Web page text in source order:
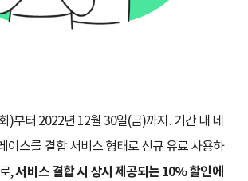
)부터 2022년 12월 30일(금)까지. 기간 내 네
이스를 결합 서비스 형태로 신규 유료 사용하
,서비스 결합 시 상시 제공되는 10% 할인에